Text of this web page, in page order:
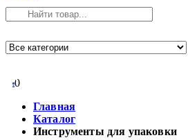
00
Главная
Каталог
Инструменты для упаковки